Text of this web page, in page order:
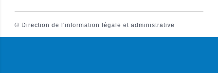
© Direction de l'information légale et administrative